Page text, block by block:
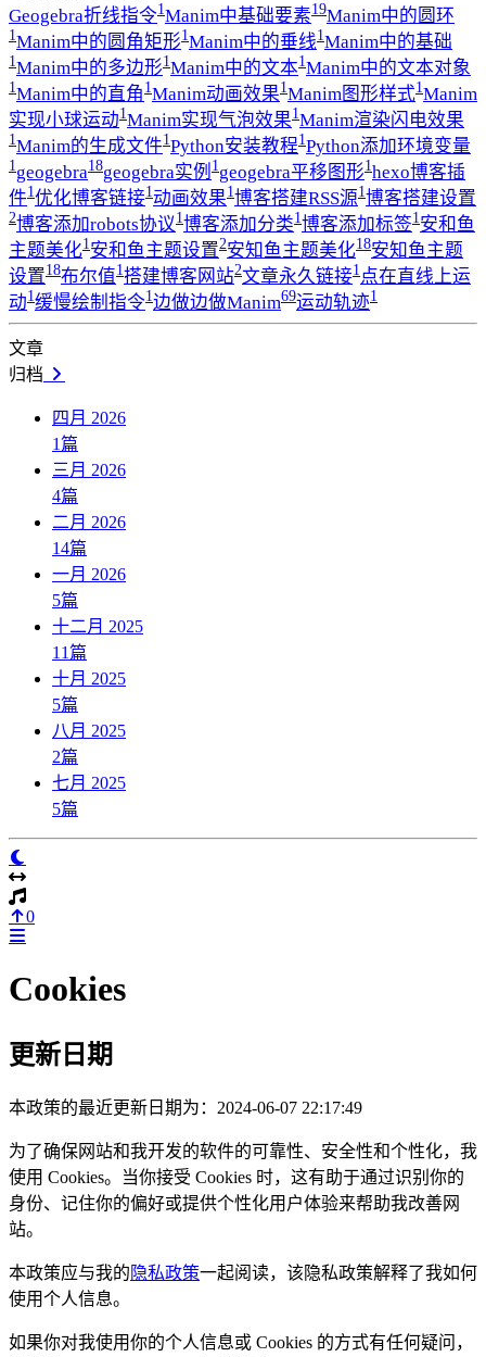
Geogebra折线指令1Manim中基础要素19Manim中的圆环
1Manim中的圆角矩形1Manim中的垂线1Manim中的基础
1Manim中的多边形1Manim中的文本1Manim中的文本对象
1Manim中的直角 1Manim动画效果1Manim图形样式1Manim
实现小球运动1Manim实现气泡效果1Manim渲染闪电效果
1Manim的生成文件1Python安装教程1Python添加环境变量
1geogebra18geogebra实例 1geogebra平移图形1hexo博客插
件1优化博客链接1动画效果1博客搭建RSS源1博客搭建设置
2博客添加robots协议 1博客添加分类1博客添加标签1安和鱼
主题美化1安和鱼主题设置2安知鱼主题美化18安知鱼主题
设置18布尔值1搭建博客网站2文章永久链接1点在直线上运
动1缓慢绘制指令1边做边做Manim69运动轨迹1
文章
归档
四月 2026
1篇
三月 2026
4篇
二月 2026
14篇
一月 2026
5篇
十二月 2025
11篇
十月 2025
5篇
八月 2025
2篇
七月 2025
5篇
0
Cookies
更新日期
本政策的最近更新日期为：2024-06-07 22:17:49
为了确保网站和我开发的软件的可靠性、安全性和个性化，我
使用 Cookies。当你接受 Cookies 时，这有助于通过识别你的
身份、记住你的偏好或提供个性化用户体验来帮助我改善网
站。
本政策应与我的 隐私政策一起阅读，该隐私政策解释了我如何
使用个人信息。
如果你对我使用你的个人信息或 Cookies 的方式有任何疑问，